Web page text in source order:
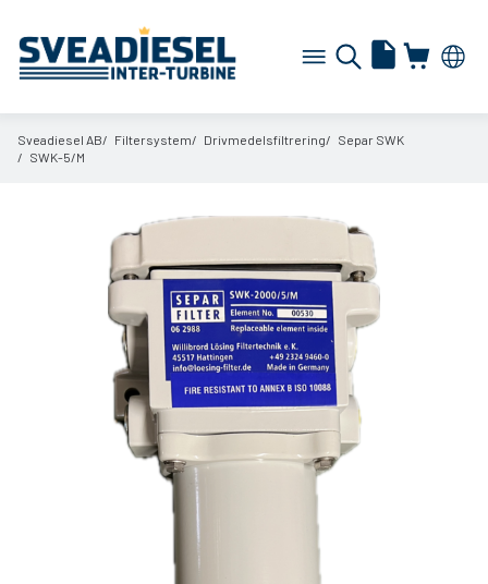
Sveadiesel AB Filtersystem Drivmedelsfiltrering
Separ SWK
SWK-5/M